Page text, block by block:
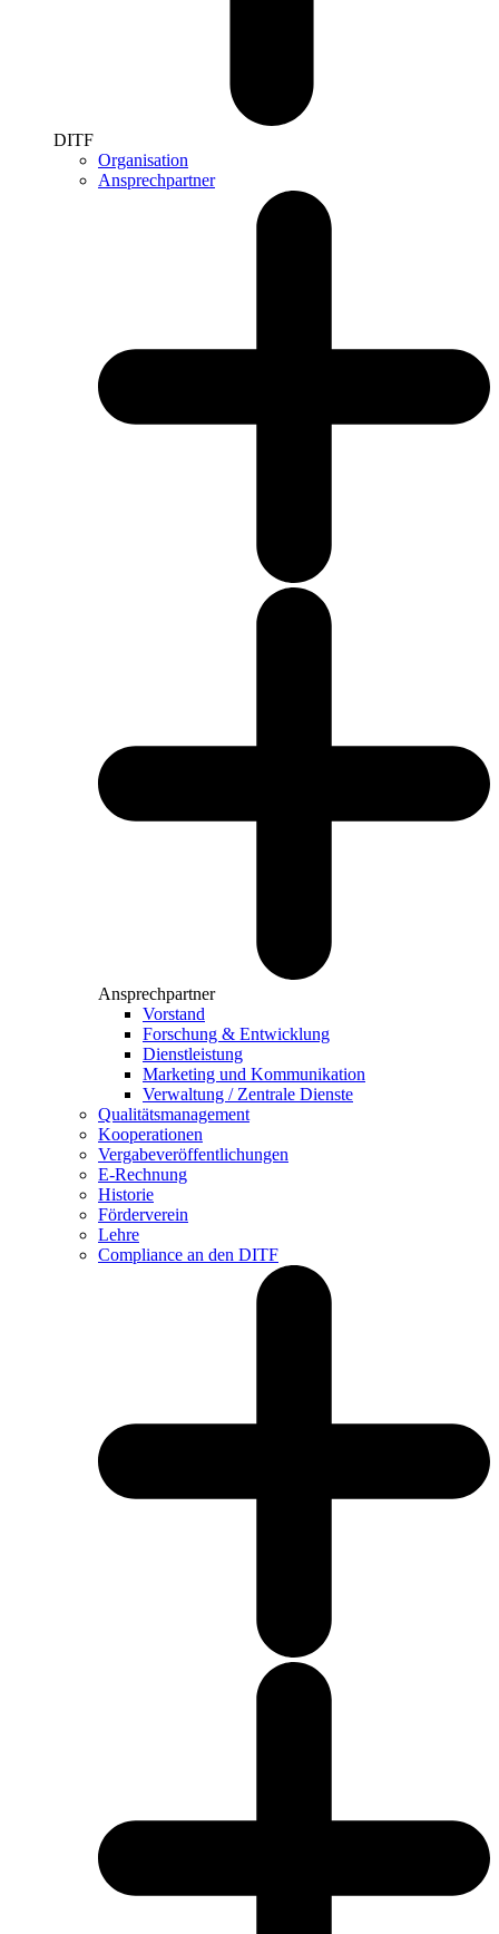
DITF
Organisation
Ansprechpartner
Ansprechpartner
Vorstand
Forschung & Entwicklung
Dienstleistung
Marketing und Kommunikation
Verwaltung / Zentrale Dienste
Qualitätsmanagement
Kooperationen
Vergabeveröffentlichungen
E-Rechnung
Historie
Förderverein
Lehre
Compliance an den DITF